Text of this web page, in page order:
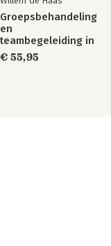
Groepsbehandeling
en
teambegeleiding in
de zorg
€ 55,95